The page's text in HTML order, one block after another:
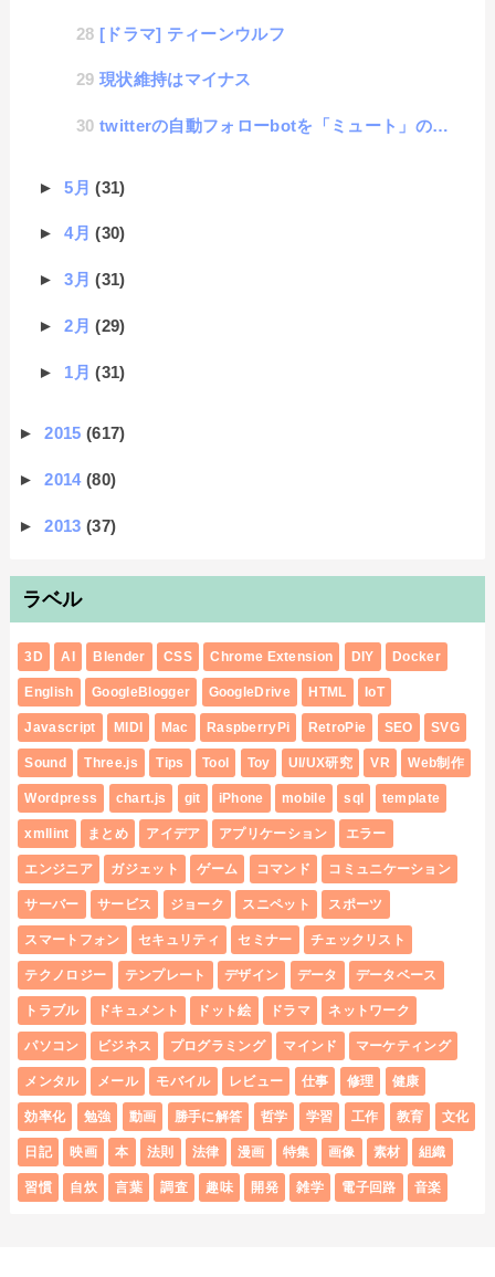
[ドラマ] ティーンウルフ
現状維持はマイナス
twitterの自動フォローbotを「ミュート」の人を排除するように改良
►5月(31)
►4月(30)
►3月(31)
►2月(29)
► 1月(31)
►2015(617)
►2014(80)
►2013(37)
ラベル
3D AI Blender CSS Chrome Extension DIY Docker
English GoogleBlogger GoogleDrive HTML IoT
Javascript MIDI Mac RaspberryPi RetroPie SEO SVG
Sound Three.js Tips Tool Toy UI/UX研究 VR Web制作
Wordpress chart.js git iPhone mobile sql template
xmllint まとめ アイデア アプリケーション エラー
エンジニア ガジェット ゲーム コマンド コミュニケーション
サーバー サービス ジョーク スニペット スポーツ
スマートフォン セキュリティ セミナー チェックリスト
テクノロジー テンプレート デザイン データ データベース
トラブル ドキュメント ドット絵 ドラマ ネットワーク
パソコン ビジネス プログラミング マインド マーケティング
メンタル メール モバイル レビュー 仕事 修理 健康
効率化 勉強 動画 勝手に解答 哲学 学習 工作 教育 文化
日記 映画 本 法則 法律 漫画 特集 画像 素材 組織
習慣 自炊 言葉 調査 趣味 開発 雑学 電子回路 音楽